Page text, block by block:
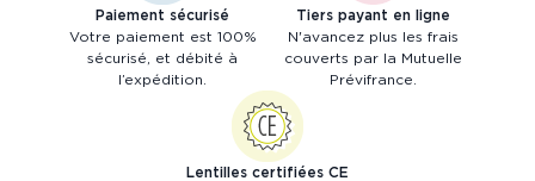
Paiement sécurisé
Votre paiement est 100%
sécurisé, et débité à
l’expédition.
Tiers payant en ligne
N'avancez plus les frais
couverts par la Mutuelle
Prévifrance.
Lentilles certifiées CE